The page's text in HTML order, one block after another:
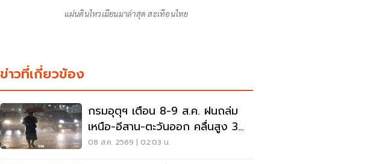
แผ่นดินไหวเมียนมาล่าสุด สะเทือนไทย
ข่าวที่เกี่ยวข้อง
กรมอุตุฯ เตือน 8-9 ส.ค. ฝนถล่ม
เหนือ-อีสาน-ตะวันออก คลื่นสูง 3
เมตร
08 ส.ค. 2569 | 02:03 น.